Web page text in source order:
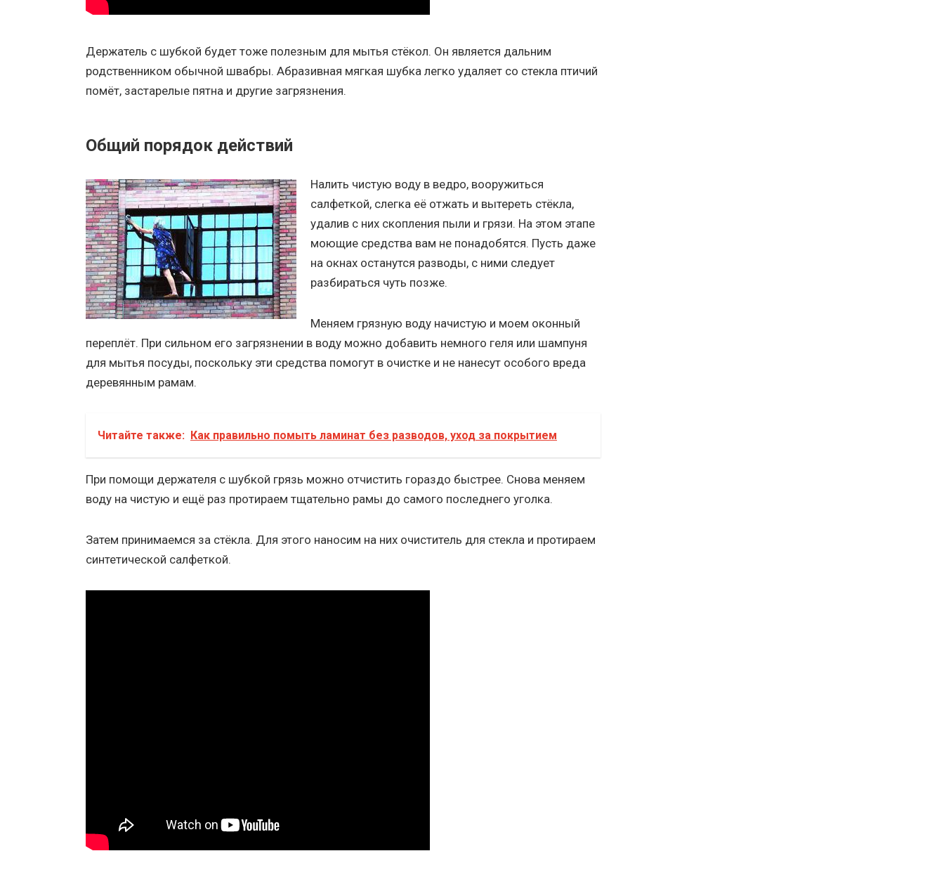
Держатель с шубкой будет тоже полезным для мытья стёкол. Он является дальним
родственником обычной швабры. Абразивная мягкая шубка легко удаляет со стекла птичий
помёт, застарелые пятна и другие загрязнения.
Общий порядок действий
Налить чистую воду в ведро, вооружиться
салфеткой, слегка её отжать и вытереть стёкла,
удалив с них скопления пыли и грязи. На этом этапе
моющие средства вам не понадобятся. Пусть даже
на окнах останутся разводы, с ними следует
разбираться чуть позже.
Меняем грязную воду начистую и моем оконный
переплёт. При сильном его загрязнении в воду можно добавить немного геля или шампуня
для мытья посуды, поскольку эти средства помогут в очистке и не нанесут особого вреда
деревянным рамам.
Читайте также: Как правильно помыть ламинат без разводов, уход за покрытием
При помощи держателя с шубкой грязь можно отчистить гораздо быстрее. Снова меняем
воду на чистую и ещё раз протираем тщательно рамы до самого последнего уголка.
Затем принимаемся за стёкла. Для этого наносим на них очиститель для стекла и протираем
синтетической салфеткой.